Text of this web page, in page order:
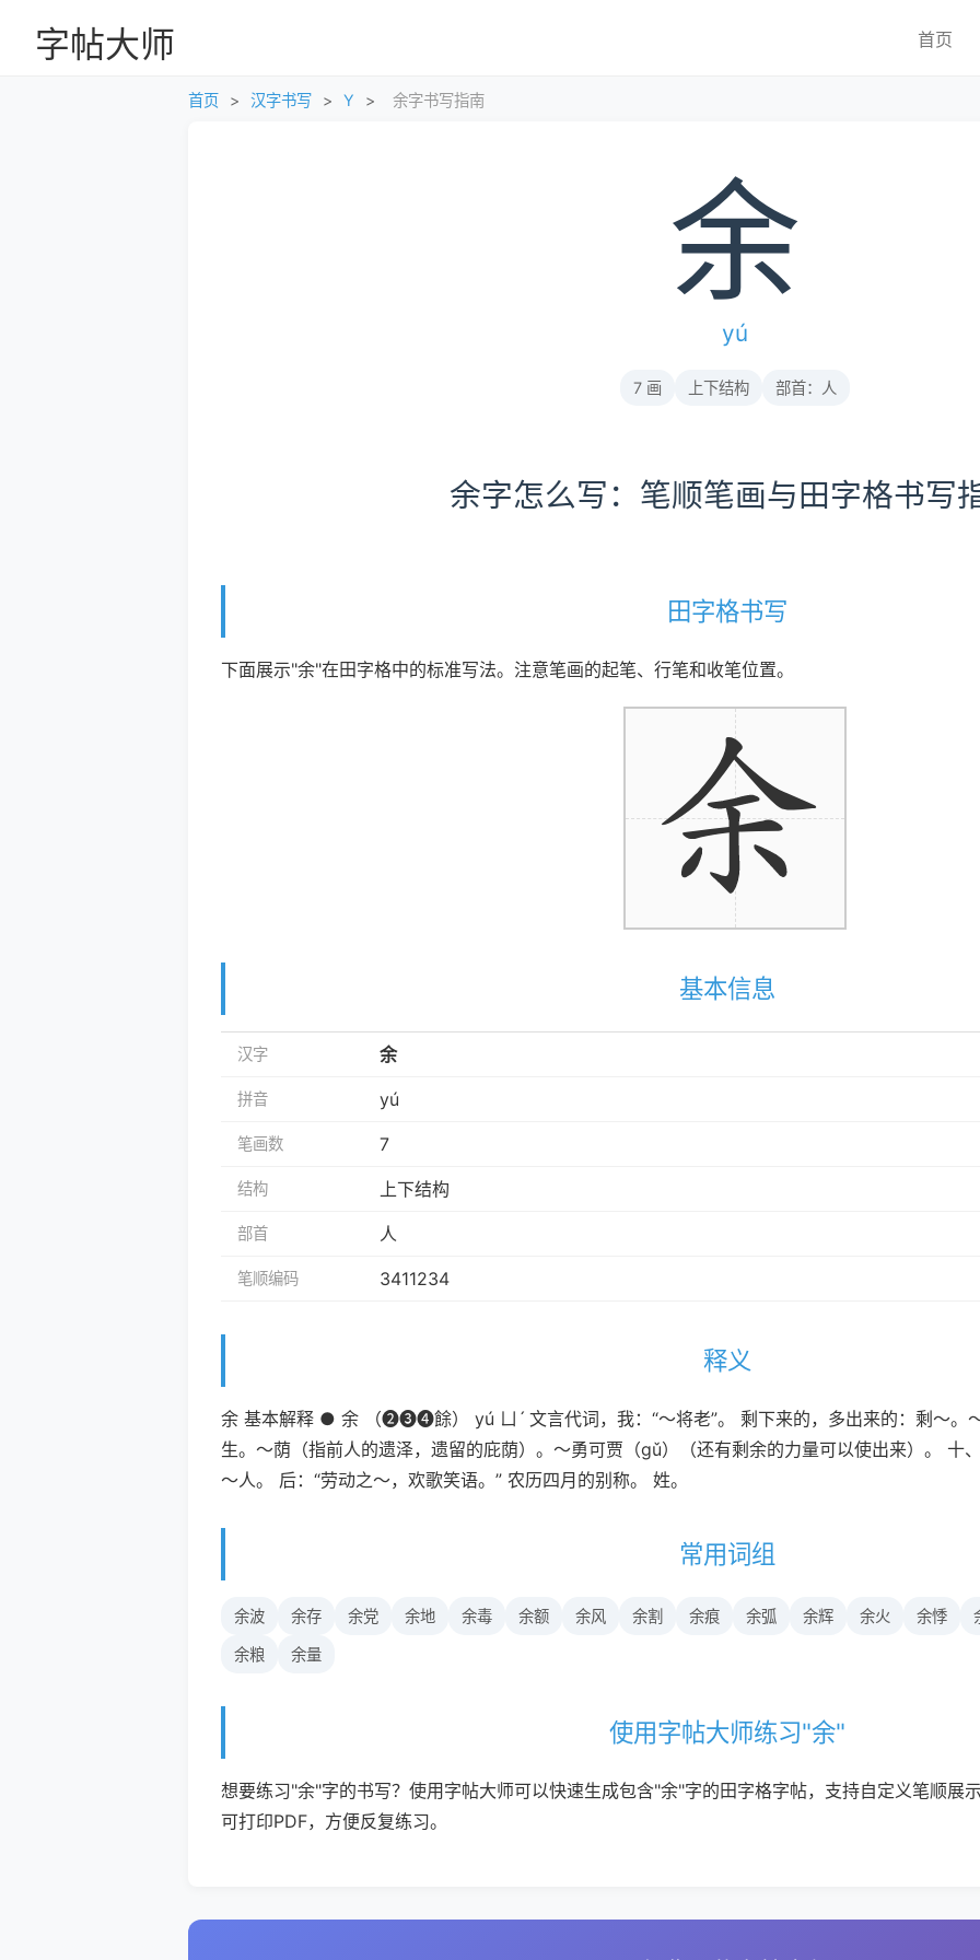
字帖大师 首页
首页 > 汉字书写 > Y > 余字书写指南
余
yú
7 画 上下结构 部首：人
余字怎么写：笔顺笔画与田字格书写
田字格书写
下面展示"余"在田字格中的标准写法。注意笔画的起笔、行笔和收笔位置。
基本信息
汉字 余
拼音 yú
笔画数 7
结构 上下结构
部首 人
笔顺编码 3411234
释义
余 基本解释 ● 余 （➋➌➍餘） yú ㄩˊ 文言代词，我：“～将老”。 剩下来的，多出来的：剩～。
生。～荫（指前人的遗泽，遗留的庇荫）。～勇可贾（gǔ）（还有剩余的力量可以使出来）。 十
～人。 后：“劳动之～，欢歌笑语。” 农历四月的别称。 姓。
常用词组
余波 余存 余党 余地 余毒 余额 余风 余割 余痕 余弧 余辉 余火 余悸
余粮 余量
使用字帖大师练习"余"
想要练习"余"字的书写？使用字帖大师可以快速生成包含"余"字的田字格字帖，支持自定义笔顺展
可打印PDF，方便反复练习。